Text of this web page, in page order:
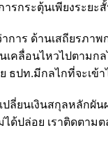
รกระตุ้นเพียงระยะ
าร ด้านเสถียรภาพ
คลื่อนไหวไปตามก
ธปท.มีกลไกที่จะเข้
ลี่ยนเงินสกุลหลักผั
ด้ปล่อย เราติดตาม